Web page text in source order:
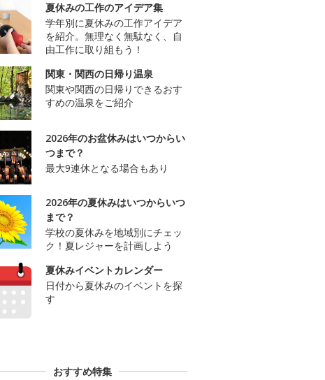
夏休みの工作のアイデア集
学年別に夏休みの工作アイデア
を紹介。無理なく無駄なく、自
由工作に取り組もう！
関東・関西の日帰り温泉
関東や関西の日帰りできるおす
すめの温泉をご紹介
2026年のお盆休みはいつからい
つまで？
最大9連休となる場合もあり
2026年の夏休みはいつからいつ
まで？
学校の夏休みを地域別にチェッ
ク！夏レジャーを計画しよう
夏休みイベントカレンダー
日付から夏休みのイベントを探
す
おすすめ特集